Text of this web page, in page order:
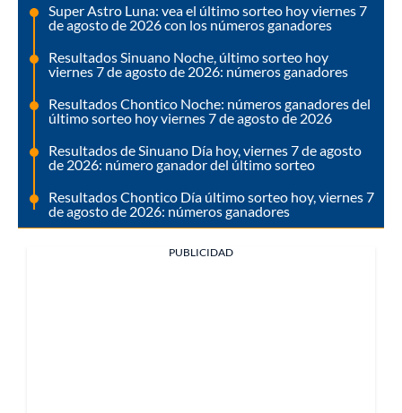
Super Astro Luna: vea el último sorteo hoy viernes 7
de agosto de 2026 con los números ganadores
Resultados Sinuano Noche, último sorteo hoy
viernes 7 de agosto de 2026: números ganadores
Resultados Chontico Noche: números ganadores del
último sorteo hoy viernes 7 de agosto de 2026
Resultados de Sinuano Día hoy, viernes 7 de agosto
de 2026: número ganador del último sorteo
Resultados Chontico Día último sorteo hoy, viernes 7
de agosto de 2026: números ganadores
PUBLICIDAD